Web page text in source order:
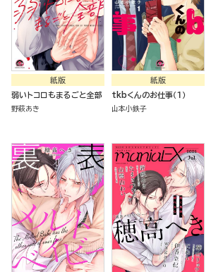
紙版
弱いトコロもまるごと全部
野萩あき
紙版
tkbくんのお仕事（１）
山本小鉄子